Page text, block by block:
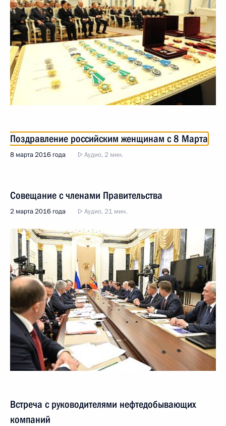
Поздравление российским женщинам с 8 Марта
8 марта 2016 года Аудио, 2 мин.
Совещание с членами Правительства
2 марта 2016 года Аудио, 21 мин.
Встреча с руководителями нефтедобывающих
компаний